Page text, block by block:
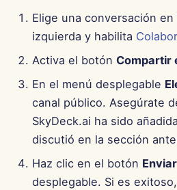
31 de enero de 2025
24 de enero de 2025
17 de enero de 2025
10 de enero de 2025
3 de enero de 2025
Elige una conversación en
izquierda y habilita
Activa el botón Compartir
En el menú desplegable
canal público. Asegúrate
SkyDeck.ai ha sido
discutió en la sección
Haz clic en el botón Enviar
desplegable. Si es